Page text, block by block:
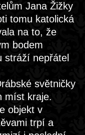
Jana Žižky
tomu katolická
na to, že
bodem
stráží nepřátel
světničky
míst kraje.
objekt v
trpí a